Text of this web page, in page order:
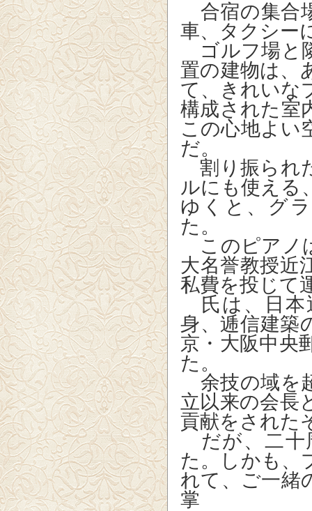
合宿の集合
車、タクシー
ゴルフ場と
置の建物は、
て、きれいな
構成された室
この心地よい
だ。
割り振られ
ルにも使える
ゆくと、グ
た。
このピアノ
大名誉教授近
私費を投じて
氏は、日本
身、逓信建築
京・大阪中央
た。
余技の域を
立以来の会長
貢献をされた
だが、二十
た。しかも、
れて、ご一
掌